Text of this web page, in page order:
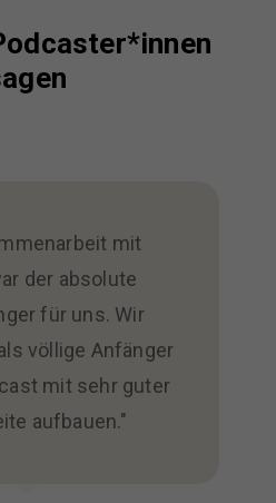
mit
der absolute
für uns. Wir
völlige Anfänger
mit sehr guter
aufbauen."